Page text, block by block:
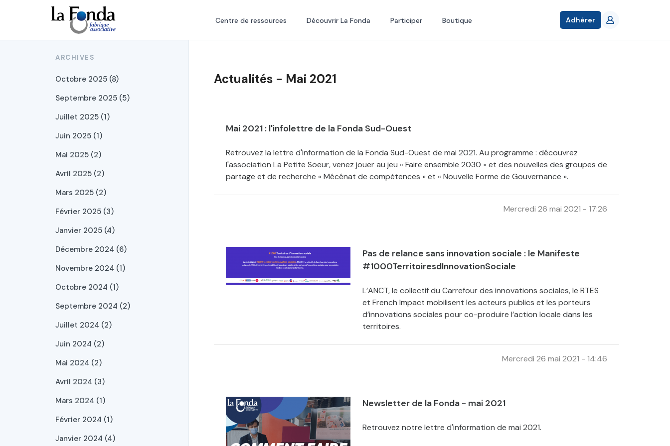
principal
Centre de ressources Découvrir La Fonda Participer Boutique Adhérer
ARCHIVES
Octobre 2025 (8)
Septembre 2025 (5)
Juillet 2025 (1)
Juin 2025 (1)
Mai 2025 (2)
Avril 2025 (2)
Mars 2025 (2)
Février 2025 (3)
Janvier 2025 (4)
Décembre 2024 (6)
Novembre 2024 (1)
Octobre 2024 (1)
Septembre 2024 (2)
Juillet 2024 (2)
Juin 2024 (2)
Mai 2024 (2)
Avril 2024 (3)
Mars 2024 (1)
Février 2024 (1)
Janvier 2024 (4)
Actualités - Mai 2021
Mai 2021 : l'infolettre de la Fonda Sud-Ouest
Retrouvez la lettre d'information de la Fonda Sud-Ouest de mai 2021. Au programme : découvrez
l'association La Petite Soeur, venez jouer au jeu « Faire ensemble 2030 » et des nouvelles des groupes de
partage et de recherche « Mécénat de compétences » et « Nouvelle Forme de Gouvernance ».
Mercredi 26 mai 2021 - 17:26
Pas de relance sans innovation sociale : le Manifeste
#1000TerritoiresdInnovationSociale
L’ANCT, le collectif du Carrefour des innovations sociales, le RTES
et French Impact mobilisent les acteurs publics et les porteurs
d’innovations sociales pour co-produire l’action locale dans les
territoires.
Mercredi 26 mai 2021 - 14:46
Newsletter de la Fonda - mai 2021
Retrouvez notre lettre d'information de mai 2021.